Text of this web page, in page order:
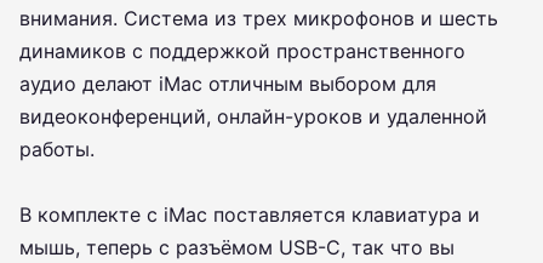
внимания. Система из трех микрофонов и шесть
динамиков с поддержкой пространственного
аудио делают iMac отличным выбором для
видеоконференций, онлайн-уроков и удаленной
работы.
В комплекте с iMac поставляется клавиатура и
мышь, теперь с разъёмом USB-C, так что вы